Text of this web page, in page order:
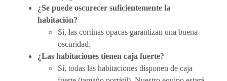
¿Se puede oscurecer suficientemente la
habitación?
Sí, las cortinas opacas garantizan una buena
oscuridad.
¿Las habitaciones tienen caja fuerte?
Sí, todas las habitaciones disponen de caja